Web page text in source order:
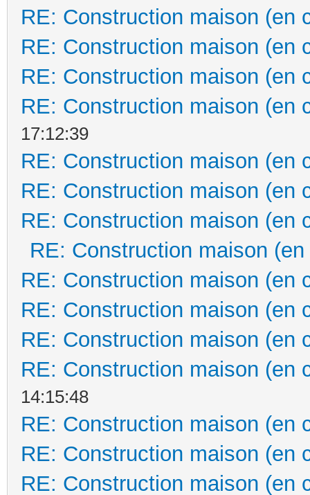
RE: Construction maison (en
RE: Construction maison (en
RE: Construction maison (en
RE: Construction maison (en
17:12:39
RE: Construction maison (en
RE: Construction maison (en
RE: Construction maison (en
RE: Construction maison
RE: Construction maison (en
RE: Construction maison (en
RE: Construction maison (en
RE: Construction maison (en
14:15:48
RE: Construction maison (en
RE: Construction maison (en
RE: Construction maison (en